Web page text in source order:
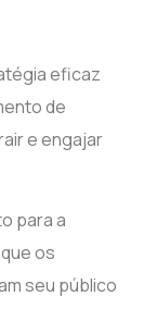
eficaz
de
e engajar
para a
os
seu público